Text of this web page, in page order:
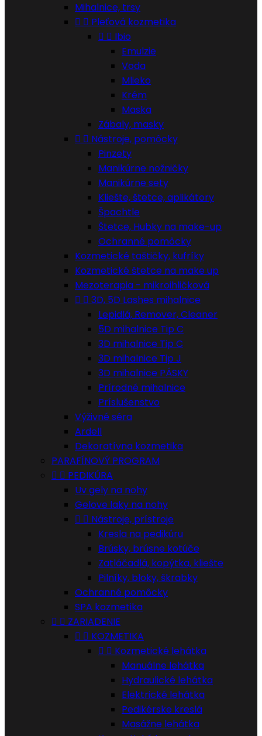
Mihalnice, trsy
  Pleťová kozmetika
  Ibio
Emulzie
Voda
Mlieko
Krém
Maska
Zábaly, masky
  Nástroje, pomôcky
Pinzety
Manikúrne nožničky
Manikúrne sety
Kliešte, štetce, aplikátory
Špachtle
Štetce, Hubky na make-up
Ochranné pomôcky
Kozmetické taštičky, kufríky
Kozmetické štetce na make up
Mezoterapia - mikroihličková
  3D, 5D Lashes mihalnice
Lepidlá, Remover, Cleaner
5D mihalnice Tip C
3D mihalnice Tip C
3D mihalnice Tip J
3D mihalnice PÁSKY
Prírodné mihalnice
Príslušenstvo
Výživné séra
Ardell
Dekoratívna kozmetika
PARAFÍNOVÝ PROGRAM
  PEDIKÚRA
Uv gely na nohy
Gelove laky na nohy
  Nástroje, prístroje
Kresla na pedikúru
Brúsky, brúsne kotúče
Zatláčadlá, kopýtka, kliešte
Pilníky, bloky, škrabky
Ochranné pomôcky
SPA kozmetika
  ZARIADENIE
  KOZMETIKA
  Kozmetické lehátka
Manuálne lehátka
Hydraulické lehátka
Elektrické lehátka
Pedikérske kreslá
Masážne lehátka